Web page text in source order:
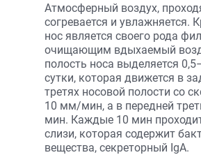
Атмосферный воздух,
согревается и увлажняется.
нос является своего рода
очищающим вдыхаемый
полость носа выделяется
сутки, которая движется в
третях носовой полости со
10 мм/мин, а в передней
мин. Каждые 10 мин
слизи, которая содержит
вещества, секреторный IgА.